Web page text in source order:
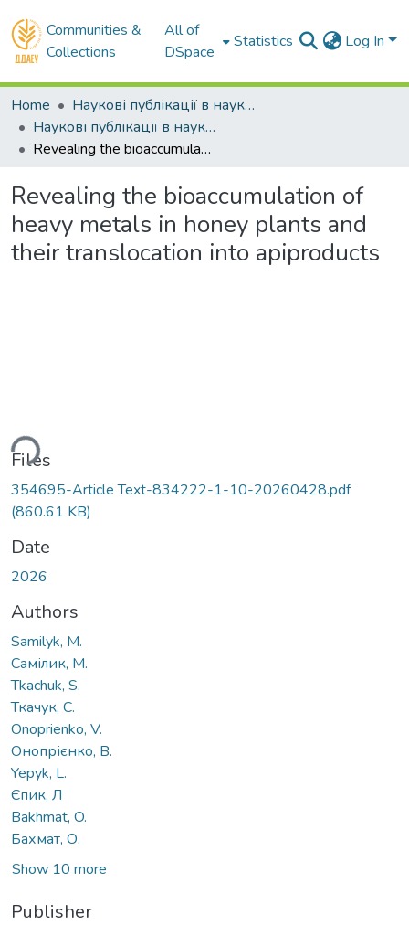
Communities &
Collections
All of
DSpace
Statistics Log In
Home
Наукові публікації в наукометричних базах Scopus та Web of Science
Наукові публікації в наукометричній базі Scopus
Revealing the bioaccumulation of heavy metals in honey plants and their translocation into apiproducts
Revealing the bioaccumulation of
heavy metals in honey plants and
their translocation into apiproducts
Files
354695-Article Text-834222-1-10-20260428.pdf
(860.61 KB)
Date
2026
Authors
Samilyk, M.
Самілик, М.
Tkachuk, S.
Ткачук, С.
Onoprienko, V.
Онопрієнко, В.
Yepyk, L.
Єпик, Л
Bakhmat, O.
Бахмат, О.
Show 10 more
Publisher